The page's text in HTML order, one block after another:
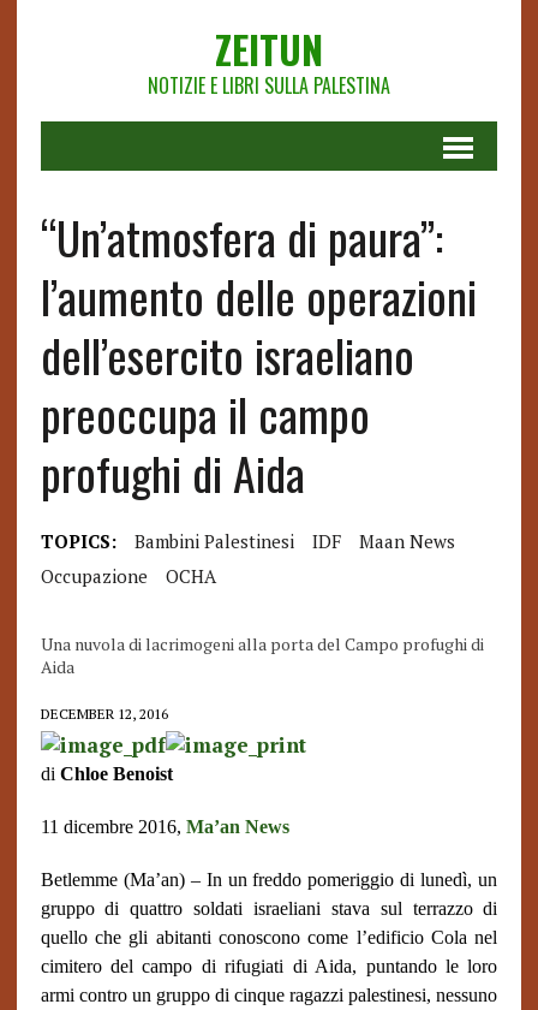
ZEITUN
NOTIZIE E LIBRI SULLA PALESTINA
“Un’atmosfera di paura”:
l’aumento delle operazioni
dell’esercito israeliano
preoccupa il campo
profughi di Aida
TOPICS: Bambini Palestinesi IDF
Maan News
Occupazione
OCHA
Una nuvola di lacrimogeni alla porta del Campo profughi di
Aida
DECEMBER 12, 2016
di Chloe Benoist
11 dicembre 2016, Ma’an News
Betlemme (Ma’an) – In un freddo pomeriggio di lunedì, un
gruppo di quattro soldati israeliani stava sul terrazzo di
quello che gli abitanti conoscono come l’edificio Cola nel
cimitero del campo di rifugiati di Aida, puntando le loro
armi contro un gruppo di cinque ragazzi palestinesi, nessuno